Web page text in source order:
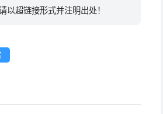
以超链接形式并注明出处！